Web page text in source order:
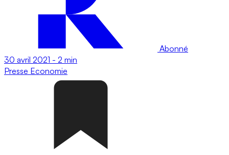
Abonné
30 avril 2021 - 2 min
Presse Economie